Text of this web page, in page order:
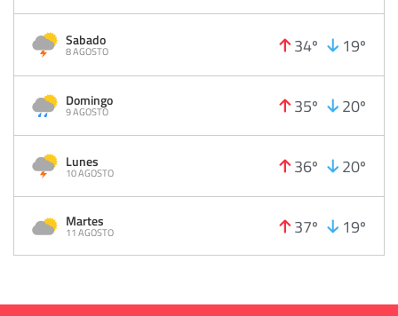
Sabado
8 AGOSTO 34º 19º
Domingo
9 AGOSTO 35º 20º
Lunes
10 AGOSTO 36º 20º
Martes
11 AGOSTO 37º 19º